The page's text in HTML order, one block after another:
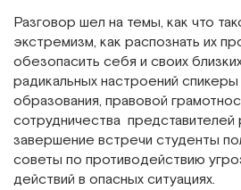
Разговор шел на темы, как что
экстремизм, как распознать их
обезопасить себя и своих
радикальных настроений
образования, правовой
сотрудничества
завершение встречи студенты
советы по противодействию
действий в опасных ситуациях.